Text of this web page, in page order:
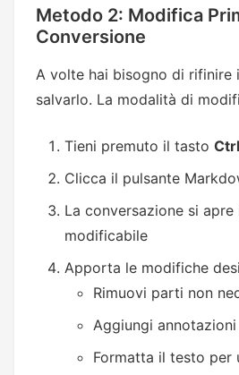
Metodo 2: Modifica
Conversione
A volte hai bisogno di rifinire
salvarlo. La modalità di
Tieni premuto il tasto Ctrl
Clicca il pulsante
La conversazione si
modificabile
Apporta le modifiche
Rimuovi parti non
Aggiungi
Formatta il testo per